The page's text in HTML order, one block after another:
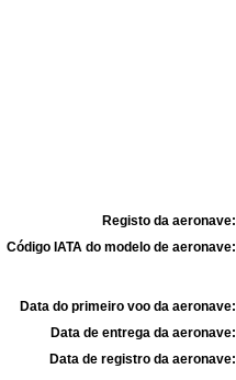
Registo da aeronave:
Código IATA do modelo de aeronave:
Data do primeiro voo da aeronave:
Data de entrega da aeronave:
Data de registro da aeronave: